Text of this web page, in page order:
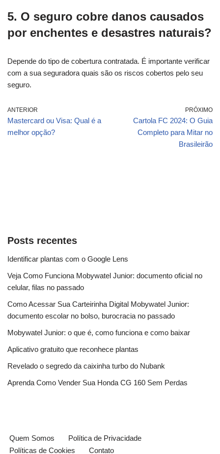
5. O seguro cobre danos causados
por enchentes e desastres naturais?
Depende do tipo de cobertura contratada. É importante verificar
com a sua seguradora quais são os riscos cobertos pelo seu
seguro.
ANTERIOR
Mastercard ou Visa: Qual é a
melhor opção?
PRÓXIMO
Cartola FC 2024: O Guia
Completo para Mitar no
Brasileirão
Posts recentes
Identificar plantas com o Google Lens
Veja Como Funciona Mobywatel Junior: documento oficial no
celular, filas no passado
Como Acessar Sua Carteirinha Digital Mobywatel Junior:
documento escolar no bolso, burocracia no passado
Mobywatel Junior: o que é, como funciona e como baixar
Aplicativo gratuito que reconhece plantas
Revelado o segredo da caixinha turbo do Nubank
Aprenda Como Vender Sua Honda CG 160 Sem Perdas
Quem Somos
Política de Privacidade
Políticas de Cookies
Contato